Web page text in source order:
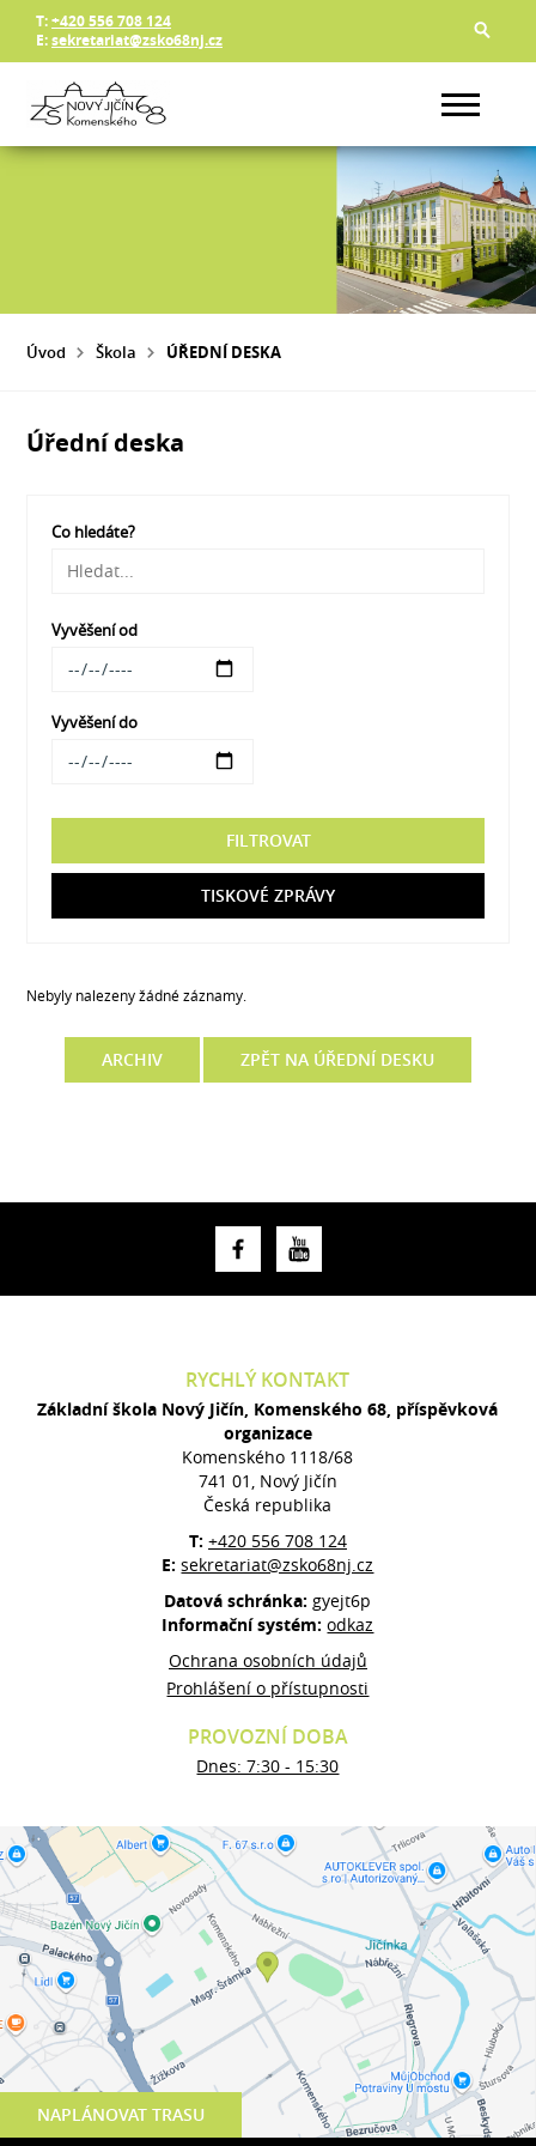
T:+420 556 708 124
E:sekretariat@zsko68nj.cz
Úvod Škola ÚŘEDNÍ DESKA
Úřední deska
Co hledáte?
Vyvěšení od
Vyvěšení do
FILTROVAT
TISKOVÉ ZPRÁVY
Nebyly nalezeny žádné záznamy.
ARCHIV ZPĚT NA ÚŘEDNÍ DESKU
NAPLÁNOVAT TRASU
RYCHLÝ KONTAKT
Základní škola Nový Jičín, Komenského 68, příspěvková
organizace
Komenského 1118/68
741 01, Nový Jičín
Česká republika
T: +420 556 708 124
E:sekretariat@zsko68nj.cz
Datová schránka:gyejt6p
Informační systém:odkaz
Ochrana osobních údajů
Prohlášení o přístupnosti
PROVOZNÍ DOBA
Dnes: 7:30 - 15:30